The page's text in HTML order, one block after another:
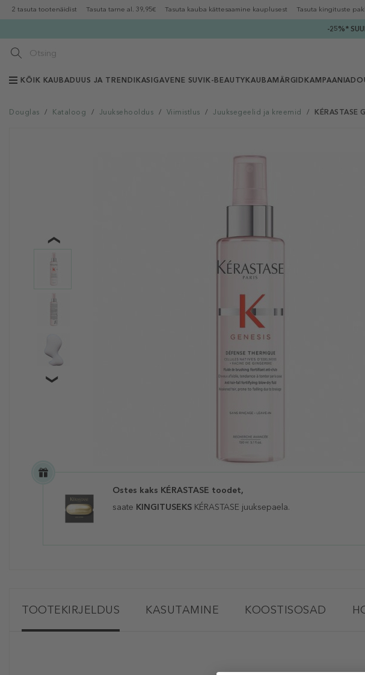
2 tasuta tootenäidist Tasuta tarne al. 39,95€ Tasuta kauba kättesaamine kauplusest Tasuta kingituste
-25%*
KÕIK KAUBADUUS JA TRENDIKAS IGAVENE SUVI K-BEAUTY KAUBAMÄRGID KAMPAANIA
Douglas / Kataloog / Juuksehooldus / Viimistlus / Juuksegeelid ja kreemid /
Ostes kaks KÉRASTASE toodet,
saate KINGITUSEKS KÉRASTASE juuksepaela.
TOOTEKIRJELDUS KASUTAMINE KOOSTISOSAD